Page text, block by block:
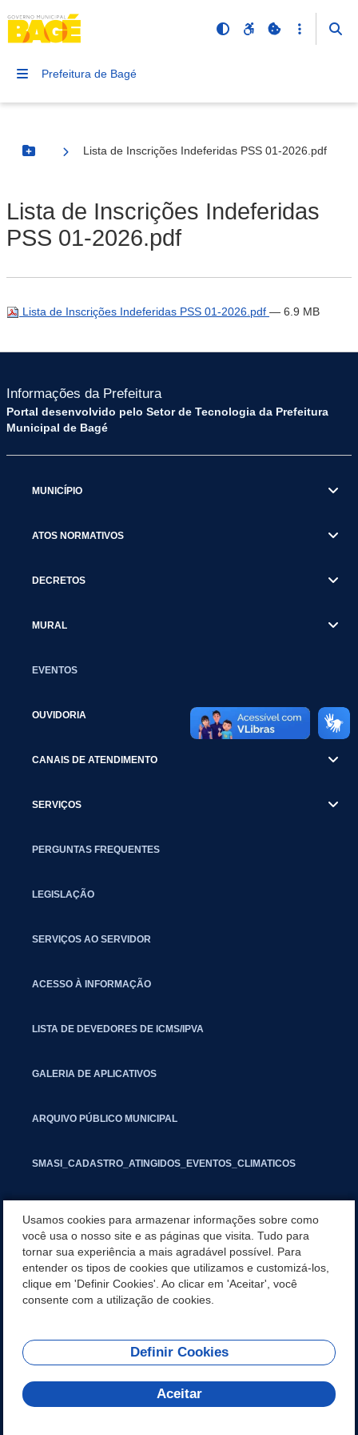
Prefeitura de Bagé
Botão Menu
Lista de Inscrições Indeferidas PSS 01-2026.pdf
Lista de Inscrições Indeferidas
PSS 01-2026.pdf
Lista de Inscrições Indeferidas PSS 01-2026.pdf — 6.9 MB
Informações da Prefeitura
Portal desenvolvido pelo Setor de Tecnologia da Prefeitura
Municipal de Bagé
MUNICÍPIO
ATOS NORMATIVOS
DECRETOS
MURAL
EVENTOS
OUVIDORIA
CANAIS DE ATENDIMENTO
SERVIÇOS
PERGUNTAS FREQUENTES
LEGISLAÇÃO
SERVIÇOS AO SERVIDOR
ACESSO À INFORMAÇÃO
LISTA DE DEVEDORES DE ICMS/IPVA
GALERIA DE APLICATIVOS
ARQUIVO PÚBLICO MUNICIPAL
SMASI_CADASTRO_ATINGIDOS_EVENTOS_CLIMATICOS
INFORMATIVO PIT
SEGUNDA VIA IPTU
REDES SOCIAIS
Usamos cookies para armazenar informações sobre como
você usa o nosso site e as páginas que visita. Tudo para
tornar sua experiência a mais agradável possível. Para
entender os tipos de cookies que utilizamos e customizá-los,
clique em 'Definir Cookies'. Ao clicar em 'Aceitar', você
consente com a utilização de cookies.
Definir Cookies
Aceitar